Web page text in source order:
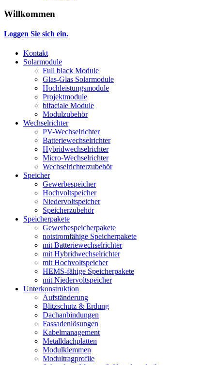
Willkommen
Loggen Sie sich ein.
Kontakt
Solarmodule
Full black Module
Glas-Glas Solarmodule
Hochleistungsmodule
Projektmodule
bifaciale Module
Modulzubehör
Wechselrichter
PV-Wechselrichter
Batteriewechselrichter
Hybridwechselrichter
Micro-Wechselrichter
Wechselrichterzubehör
Speicher
Gewerbespeicher
Hochvoltspeicher
Niedervoltspeicher
Speicherzubehör
Speicherpakete
Gewerbespeicherpakete
notstromfähige Speicherpakete
mit Batteriewechselrichter
mit Hybridwechselrichter
mit Hochvoltspeicher
HEMS-fähige Speicherpakete
mit Niedervoltspeicher
Unterkonstruktion
Aufständerung
Blitzschutz & Erdung
Dachanbindungen
Fassadenlösungen
Kabelmanagement
Metalldachplatten
Modulklemmen
Modultragprofile